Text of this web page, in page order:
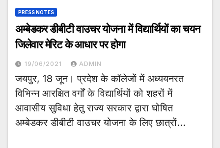
PRESS NOTES
अम्बेडकर डीबीटी वाउचर योजना में विद्यार्थियों का चयन
जिलेवार मेरिट के आधार पर होगा
19/06/2021 ADMIN
जयपुर, 18 जून। प्रदेश के कॉलेजों में अध्ययनरत
विभिन्न आरक्षित वर्गों के विद्यार्थियों को शहरों में
आवासीय सुविधा हेतु राज्य सरकार द्वारा घोषित
अम्बेडकर डीबीटी वाउचर योजना के लिए छात्रों…